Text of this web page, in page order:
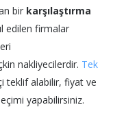
bir karşılaştırma
edilen firmalar
nakliyecilerdir. Tek
teklif alabilir, fiyat ve
yapabilirsiniz.